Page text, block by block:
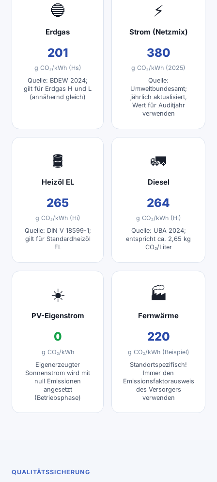
🔵
Erdgas
201
g CO₂/kWh (Hs)
Quelle: BDEW 2024;
gilt für Erdgas H und L
(annähernd gleich)
⚡
Strom (Netzmix)
380
g CO₂/kWh (2025)
Quelle:
Umweltbundesamt;
jährlich aktualisiert,
Wert für Auditjahr
verwenden
🛢️
Heizöl EL
265
g CO₂/kWh (Hi)
Quelle: DIN V 18599-1;
gilt für Standardheizöl
EL
🚛
Diesel
264
g CO₂/kWh (Hi)
Quelle: UBA 2024;
entspricht ca. 2,65 kg
CO₂/Liter
☀️
PV-Eigenstrom
0
g CO₂/kWh
Eigenerzeugter
Sonnenstrom wird mit
null Emissionen
angesetzt
(Betriebsphase)
🏭
Fernwärme
220
g CO₂/kWh (Beispiel)
Standortspezifisch!
Immer den
Emissionsfaktorausweis
des Versorgers
verwenden
QUALITÄTSSICHERUNG